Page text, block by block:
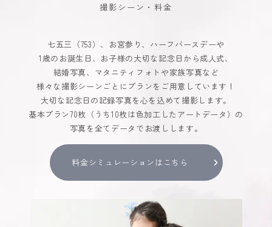
撮影シーン・料金
七五三（753）、お宮参り、ハーフバースデーや
1歳のお誕生日、お子様の大切な記念日から成人式、
結婚写真、マタニティフォトや家族写真など
様々な撮影シーンごとにプランをご用意しています！
大切な記念日の記録写真を心を込めて撮影します。
基本プラン70枚（うち10枚は色加工したアートデータ）の
写真を全てデータでお渡しします。
料金シミュレーションはこちら